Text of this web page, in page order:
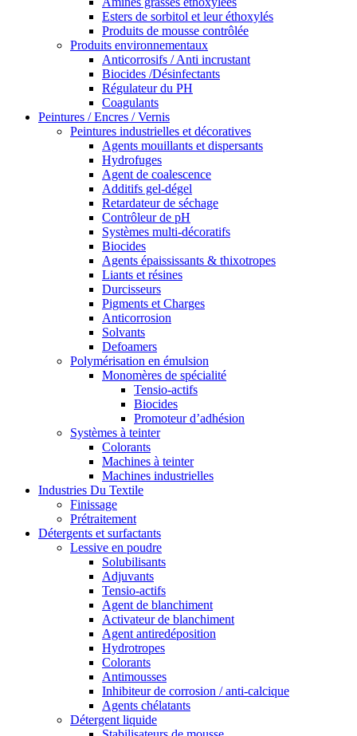
Esters de sorbitol et leur éthoxylés
Produits de mousse contrôlée
Produits environnementaux
Anticorrosifs / Anti incrustant
Biocides /Désinfectants
Régulateur du PH
Coagulants
Peintures / Encres / Vernis
Peintures industrielles et décoratives
Agents mouillants et dispersants
Hydrofuges
Agent de coalescence
Additifs gel-dégel
Retardateur de séchage
Contrôleur de pH
Systèmes multi-décoratifs
Biocides
Agents épaississants & thixotropes
Liants et résines
Durcisseurs
Pigments et Charges
Anticorrosion
Solvants
Defoamers
Polymérisation en émulsion
Monomères de spécialité
Tensio-actifs
Biocides
Promoteur d’adhésion
Systèmes à teinter
Colorants
Machines à teinter
Machines industrielles
Industries Du Textile
Finissage
Prétraitement
Détergents et surfactants
Lessive en poudre
Solubilisants
Adjuvants
Tensio-actifs
Agent de blanchiment
Activateur de blanchiment
Agent antiredéposition
Hydrotropes
Colorants
Antimousses
Inhibiteur de corrosion / anti-calcique
Agents chélatants
Détergent liquide